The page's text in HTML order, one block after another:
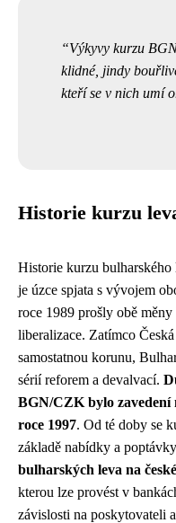
Výkyvy kurzu
klidné, jindy
kteří se v nich umí
Historie kurzu
Historie kurzu
je úzce spjata s vývojem
roce 1989 prošly obě
liberalizace. Zatímco
samostatnou korunu,
sérií reforem a devalvací.
BGN/CZK bylo
roce 1997. Od té doby se
základě nabídky a
bulharských leva na
kterou lze provést v
závislosti na poskytovateli